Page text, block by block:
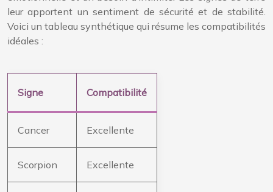
leur apportent un sentiment de sécurité et de stabilité.
Voici un tableau synthétique qui résume les compatibilités
idéales :
Signe Compatibilité
Cancer Excellente
Scorpion Excellente